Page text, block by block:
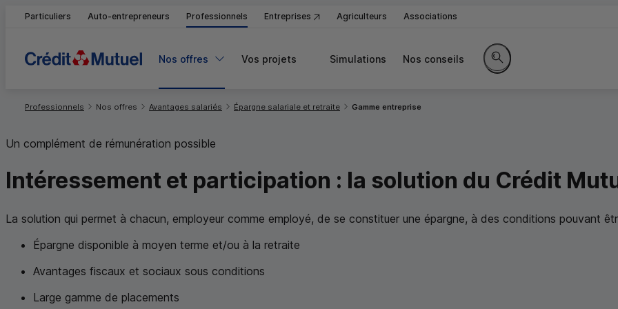
Particuliers Auto-entrepreneurs Professionnels Entreprises Agriculteurs Associations
Nos offres Vos projets Simulations Nos conseils
Rechercher sur le site
Professionnels Nos offres Avantages salariés Épargne salariale et retraite Gamme entreprise
Un complément de rémunération possible
Intéressement et participation : la solution du Crédit
La solution qui permet à chacun, employeur comme employé, de se constituer une épargne, à des conditions pouvant
Épargne disponible à moyen terme et/ou à la retraite
Avantages fiscaux et sociaux sous conditions
Large gamme de placements